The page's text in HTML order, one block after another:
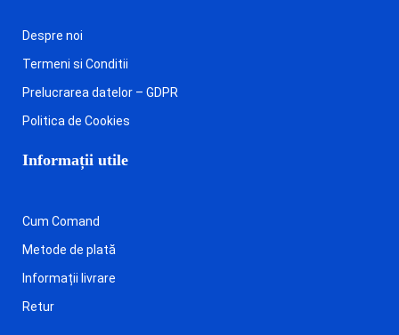
Despre noi
Termeni si Conditii
Prelucrarea datelor – GDPR
Politica de Cookies
Informații utile
Cum Comand
Metode de plată
Informații livrare
Retur